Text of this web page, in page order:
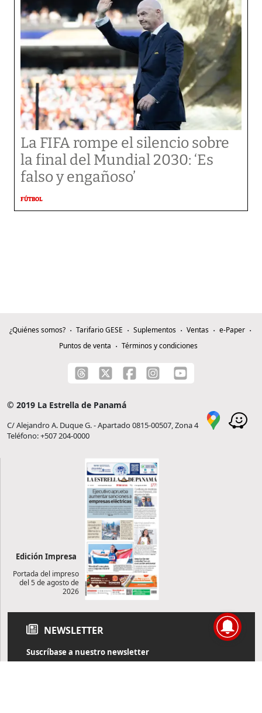
La FIFA rompe el silencio sobre
la final del Mundial 2030: ‘Es
falso y engañoso’
FÚTBOL
¿Quiénes somos? Tarifario GESE Suplementos Ventas
e-Paper
Puntos de venta
Términos y condiciones
© 2019 La Estrella de Panamá
C/ Alejandro A. Duque G. - Apartado 0815-00507, Zona 4
Teléfono: +507 204-0000
Edición Impresa
Portada del impreso
del 5 de agosto de
2026
NEWSLETTER
Suscríbase a nuestro newsletter
Reciba diariamente información de actualidad directamente en